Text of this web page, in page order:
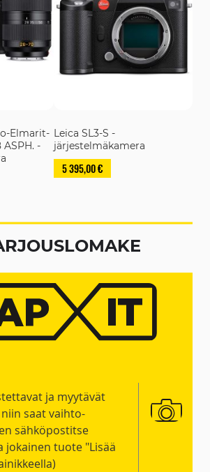
Elmarit-
-
Leica SL3-S -
järjestelmäkamera
5 395,00 €
ja myytävät
saat vaihto-
sähköpostitse
jokainen tuote "Lisää